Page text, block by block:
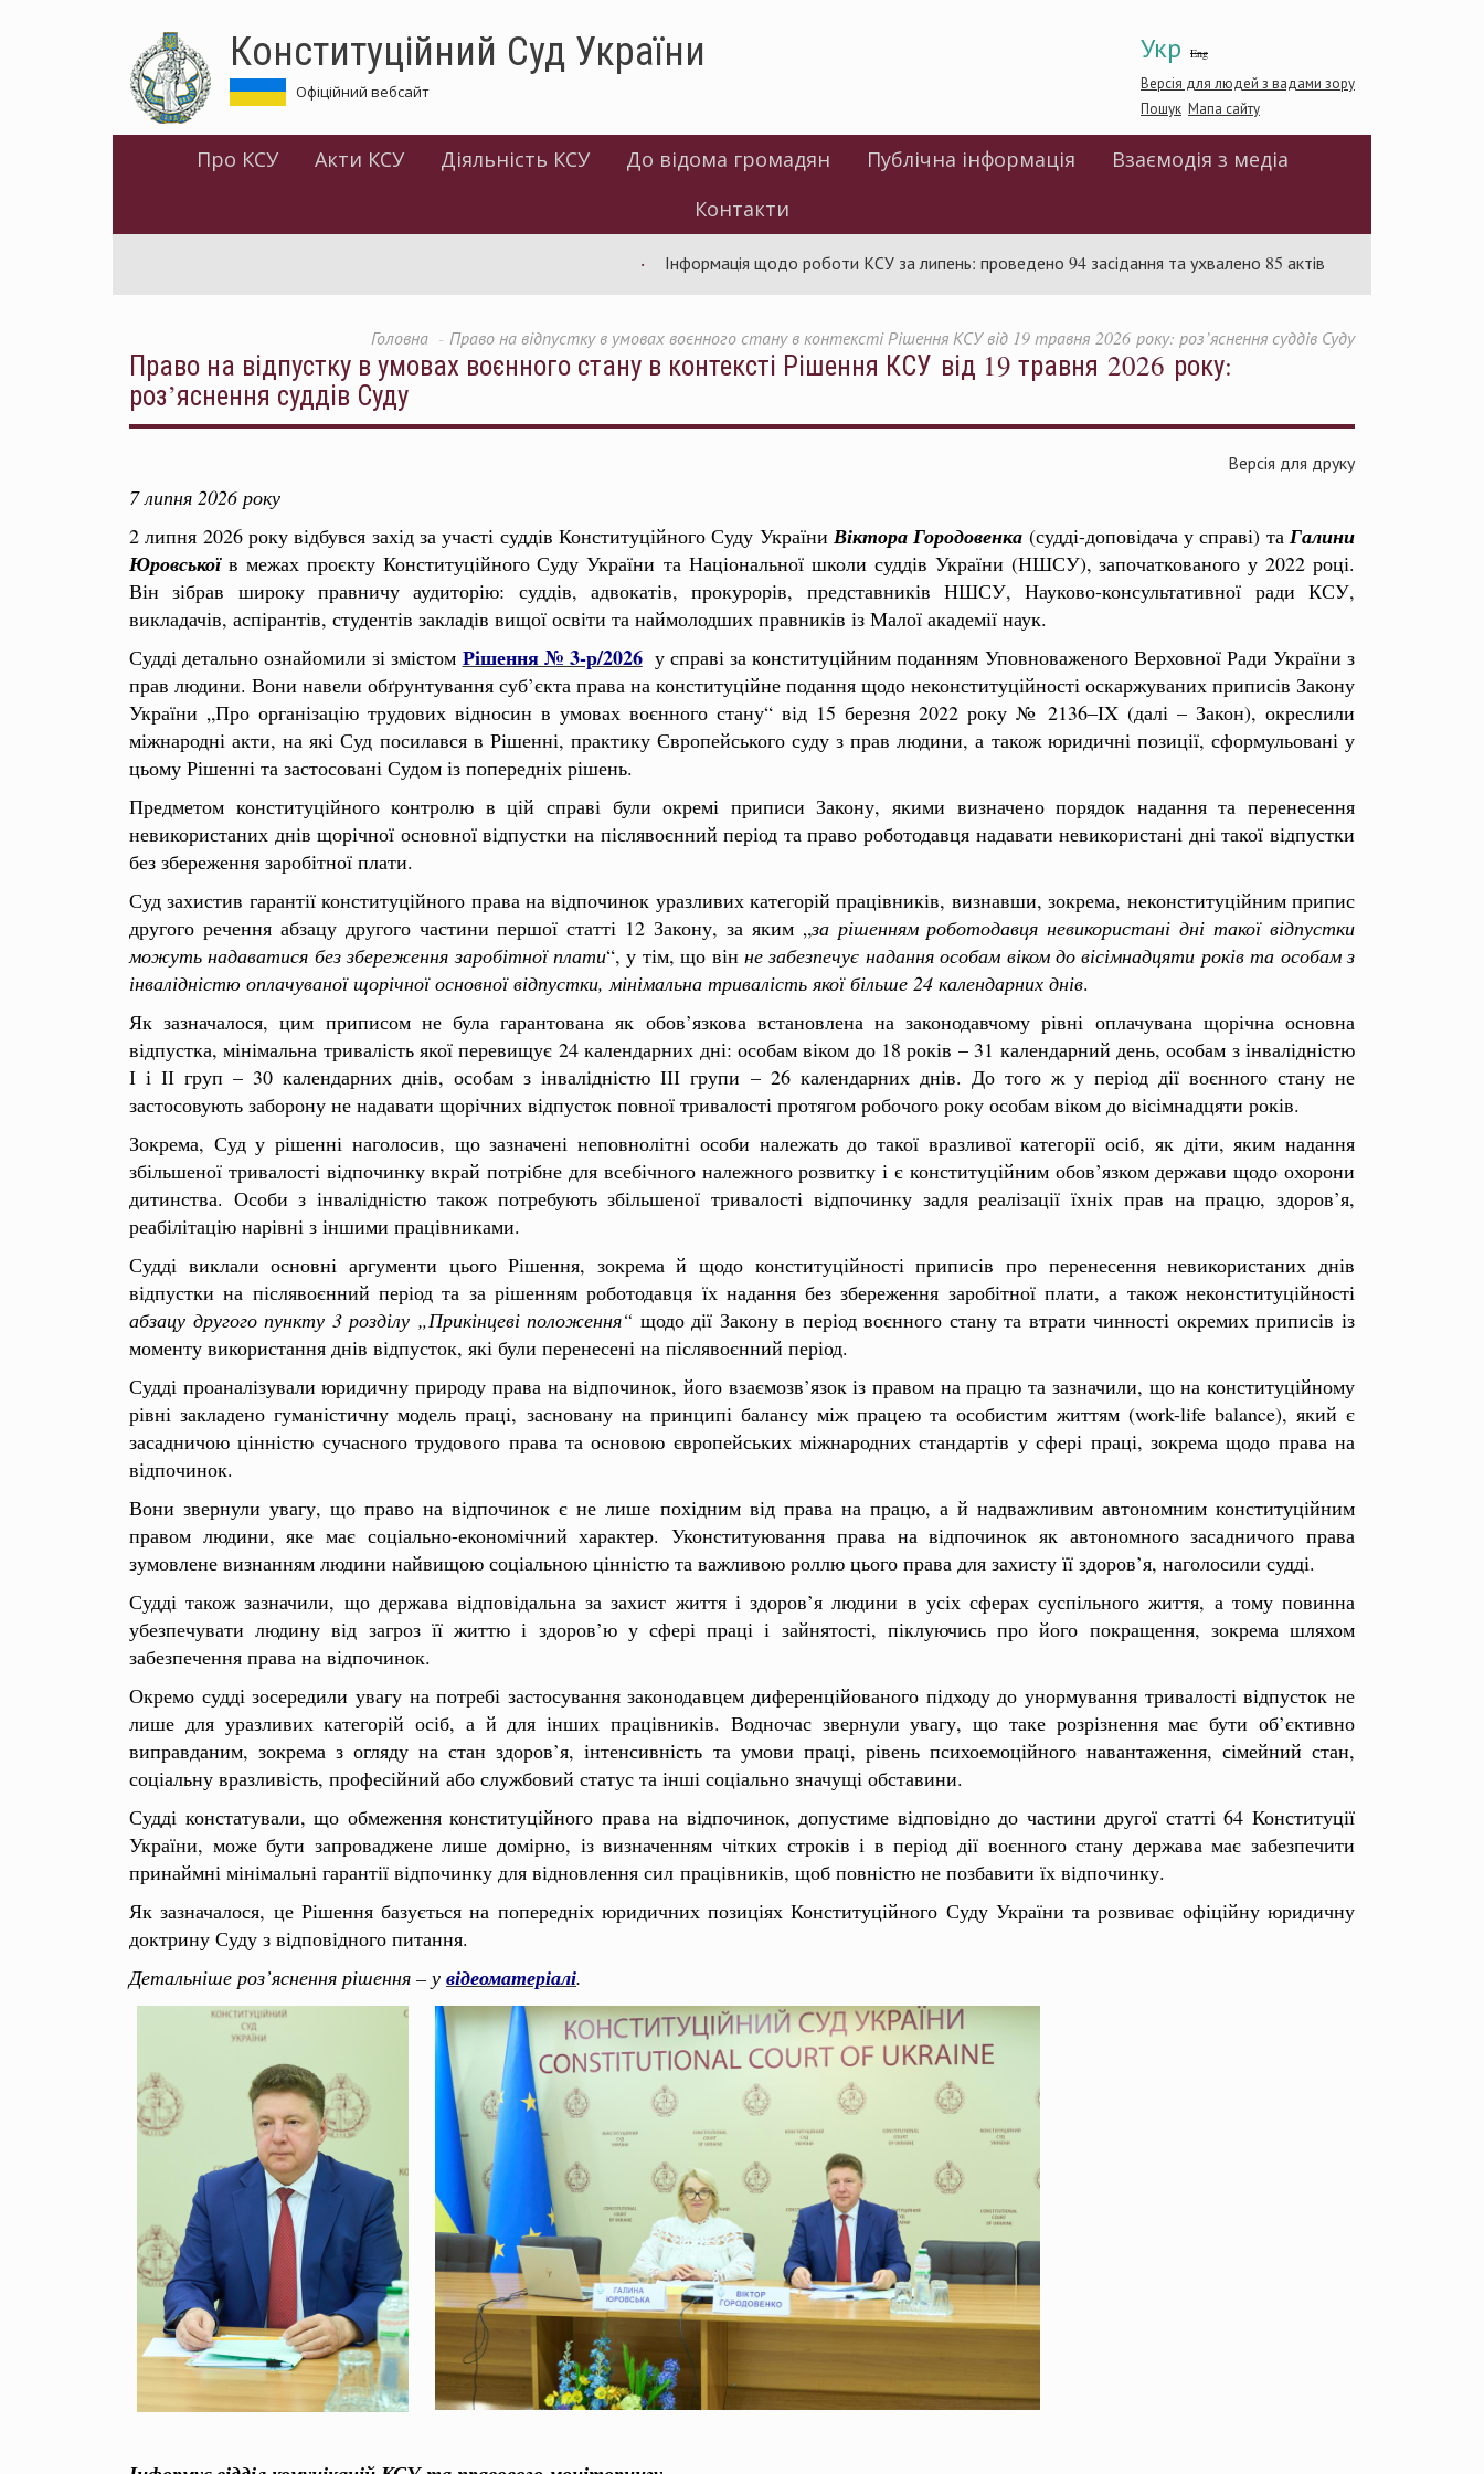
Укр Eng
Версія для людей з вадами зору
Пошук Мапа сайту
Конституційний Суд України
Офіційний вебсайт
Про КСУ Акти КСУ Діяльність КСУ До відома громадян Публічна інформація
Взаємодія з медіа
Контакти
Інформація щодо роботи КСУ за липень: проведено 94 засідання та ухвалено 85 актів
Головна Право на відпустку в умовах воєнного стану в контексті Рішення КСУ від 19 травня 2026 року: роз’яснення суддів Суду
Право на відпустку в умовах воєнного стану в контексті Рішення КСУ від 19 травня 2026 року:
роз’яснення суддів Суду
Версія для друку
7 липня 2026 року
2 липня 2026 року відбувся захід за участі суддів Конституційного Суду України Віктора Городовенка (судді-доповідача у справі) та Галини
Юровськоїв межах проєкту Конституційного Суду України та Національної школи суддів України (НШСУ), започаткованого у 2022 році.
Він зібрав широку правничу аудиторію: суддів, адвокатів, прокурорів, представників НШСУ, Науково-консультативної ради КСУ,
викладачів, аспірантів, студентів закладів вищої освіти та наймолодших правників із Малої академії наук.
Судді детально ознайомили зі змістом Рішення № 3-р/2026у справі за конституційним поданням Уповноваженого Верховної Ради України з
прав людини. Вони навели обґрунтування суб’єкта права на конституційне подання щодо неконституційності оскаржуваних приписів Закону
України „Про організацію трудових відносин в умовах воєнного стану“ від 15 березня 2022 року № 2136‒IX (далі – Закон), окреслили
міжнародні акти, на які Суд посилався в Рішенні, практику Європейського суду з прав людини, а також юридичні позиції, сформульовані у
цьому Рішенні та застосовані Судом із попередніх рішень.
Предметом конституційного контролю в цій справі були окремі приписи Закону, якими визначено порядок надання та перенесення
невикористаних днів щорічної основної відпустки на післявоєнний період та право роботодавця надавати невикористані дні такої відпустки
без збереження заробітної плати.
Суд захистив гарантії конституційного права на відпочинок уразливих категорій працівників, визнавши, зокрема, неконституційним припис
другого речення абзацу другого частини першої статті 12 Закону, за яким „за рішенням роботодавця невикористані дні такої відпустки
можуть надаватися без збереження заробітної плати“, у тім, що він не забезпечує надання особам віком до вісімнадцяти років та особам з
інвалідністю оплачуваної щорічної основної відпустки, мінімальна тривалість якої більше 24 календарних днів.
Як зазначалося, цим приписом не була гарантована як обов’язкова встановлена на законодавчому рівні оплачувана щорічна основна
відпустка, мінімальна тривалість якої перевищує 24 календарних дні: особам віком до 18 років – 31 календарний день, особам з інвалідністю
І і ІІ груп – 30 календарних днів, особам з інвалідністю ІІІ групи – 26 календарних днів. До того ж у період дії воєнного стану не
застосовують заборону не надавати щорічних відпусток повної тривалості протягом робочого року особам віком до вісімнадцяти років.
Зокрема, Суд у рішенні наголосив, що зазначені неповнолітні особи належать до такої вразливої категорії осіб, як діти, яким надання
збільшеної тривалості відпочинку вкрай потрібне для всебічного належного розвитку і є конституційним обов’язком держави щодо охорони
дитинства. Особи з інвалідністю також потребують збільшеної тривалості відпочинку задля реалізації їхніх прав на працю, здоров’я,
реабілітацію нарівні з іншими працівниками.
Судді виклали основні аргументи цього Рішення, зокрема й щодо конституційності приписів про перенесення невикористаних днів
відпустки на післявоєнний період та за рішенням роботодавця їх надання без збереження заробітної плати, а також неконституційності
абзацу другого пункту 3 розділу „Прикінцеві положення“ щодо дії Закону в період воєнного стану та втрати чинності окремих приписів із
моменту використання днів відпусток, які були перенесені на післявоєнний період.
Судді проаналізували юридичну природу права на відпочинок, його взаємозв’язок із правом на працю та зазначили, що на конституційному
рівні закладено гуманістичну модель праці, засновану на принципі балансу між працею та особистим життям (work-life balance), який є
засадничою цінністю сучасного трудового права та основою європейських міжнародних стандартів у сфері праці, зокрема щодо права на
відпочинок.
Вони звернули увагу, що право на відпочинок є не лише похідним від права на працю, а й надважливим автономним конституційним
правом людини, яке має соціально-економічний характер. Уконституювання права на відпочинок як автономного засадничого права
зумовлене визнанням людини найвищою соціальною цінністю та важливою роллю цього права для захисту її здоров’я, наголосили судді.
Судді також зазначили, що держава відповідальна за захист життя і здоров’я людини в усіх сферах суспільного життя, а тому повинна
убезпечувати людину від загроз її життю і здоров’ю у сфері праці і зайнятості, піклуючись про його покращення, зокрема шляхом
забезпечення права на відпочинок.
Окремо судді зосередили увагу на потребі застосування законодавцем диференційованого підходу до унормування тривалості відпусток не
лише для уразливих категорій осіб, а й для інших працівників. Водночас звернули увагу, що таке розрізнення має бути об’єктивно
виправданим, зокрема з огляду на стан здоров’я, інтенсивність та умови праці, рівень психоемоційного навантаження, сімейний стан,
соціальну вразливість, професійний або службовий статус та інші соціально значущі обставини.
Судді констатували, що обмеження конституційного права на відпочинок, допустиме відповідно до частини другої статті 64 Конституції
України, може бути запроваджене лише домірно, із визначенням чітких строків і в період дії воєнного стану держава має забезпечити
принаймні мінімальні гарантії відпочинку для відновлення сил працівників, щоб повністю не позбавити їх відпочинку.
Як зазначалося, це Рішення базується на попередніх юридичних позиціях Конституційного Суду України та розвиває офіційну юридичну
доктрину Суду з відповідного питання.
Детальніше роз’яснення рішення – у відеоматеріалі.